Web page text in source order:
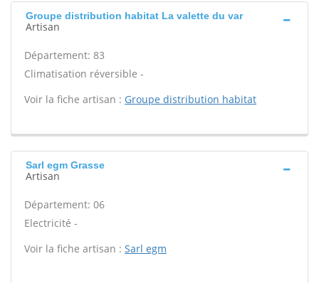
Groupe distribution habitat La valette du var
Artisan
Département: 83
Climatisation réversible -
Voir la fiche artisan : Groupe distribution habitat
Sarl egm Grasse
Artisan
Département: 06
Electricité -
Voir la fiche artisan : Sarl egm